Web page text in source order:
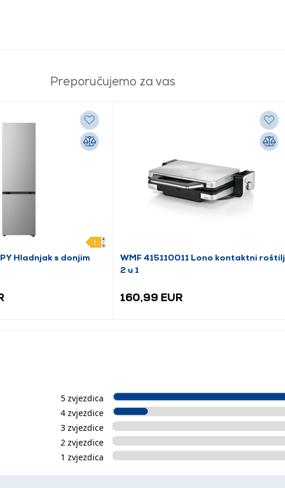
Preporučujemo za vas
Hladnjak s donjim
WMF 415110011 Lono kontaktni roštilj
2 u 1
160,99 EUR
5 zvjezdica
4 zvjezdice
3 zvjezdice
2 zvjezdice
1 zvjezdica